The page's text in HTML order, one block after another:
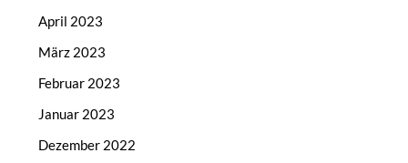
April 2023
März 2023
Februar 2023
Januar 2023
Dezember 2022